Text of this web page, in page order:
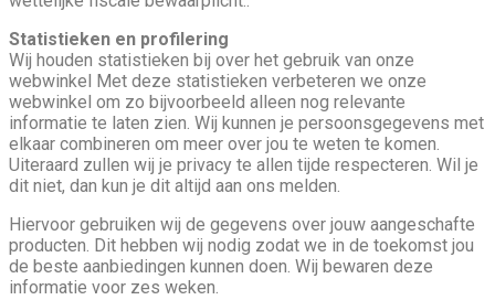
Statistieken en profilering
Wij houden statistieken bij over het gebruik van onze
webwinkel Met deze statistieken verbeteren we onze
webwinkel om zo bijvoorbeeld alleen nog relevante
informatie te laten zien. Wij kunnen je persoonsgegevens met
elkaar combineren om meer over jou te weten te komen.
Uiteraard zullen wij je privacy te allen tijde respecteren. Wil je
dit niet, dan kun je dit altijd aan ons melden.
Hiervoor gebruiken wij de gegevens over jouw aangeschafte
producten. Dit hebben wij nodig zodat we in de toekomst jou
de beste aanbiedingen kunnen doen. Wij bewaren deze
informatie voor zes weken.